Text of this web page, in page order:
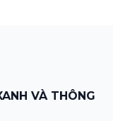
VÀ THÔNG